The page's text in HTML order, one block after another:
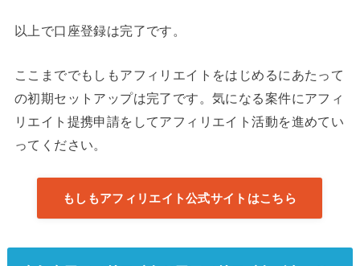
以上で口座登録は完了です。
ここまででもしもアフィリエイトをはじめるにあたって
の初期セットアップは完了です。気になる案件にアフィ
リエイト提携申請をしてアフィリエイト活動を進めてい
ってください。
もしもアフィリエイト公式サイトはこちら